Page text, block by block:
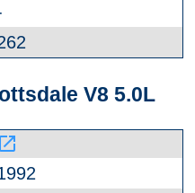
V8 5.0L
launch